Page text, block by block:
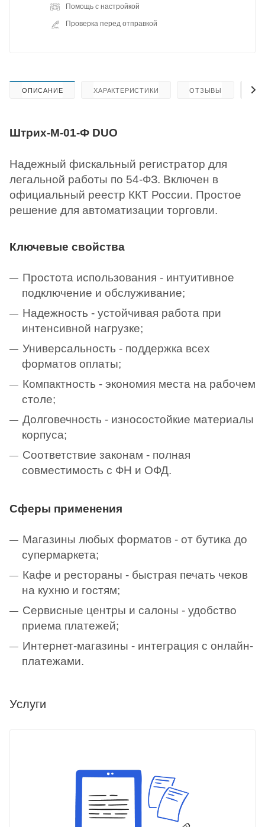
Помощь с настройкой
Проверка перед отправкой
ОПИСАНИЕ ХАРАКТЕРИСТИКИ ОТЗЫВЫ
Штрих-М-01-Ф DUO
Надежный фискальный регистратор для
легальной работы по 54-ФЗ. Включен в
официальный реестр ККТ России. Простое
решение для автоматизации торговли.
Ключевые свойства
Простота использования - интуитивное
подключение и обслуживание;
Надежность - устойчивая работа при
интенсивной нагрузке;
Универсальность - поддержка всех
форматов оплаты;
Компактность - экономия места на рабочем
столе;
Долговечность - износостойкие материалы
корпуса;
Соответствие законам - полная
совместимость с ФН и ОФД.
Сферы применения
Магазины любых форматов - от бутика до
супермаркета;
Кафе и рестораны - быстрая печать чеков
на кухню и гостям;
Сервисные центры и салоны - удобство
приема платежей;
Интернет-магазины - интеграция с онлайн-
платежами.
Услуги